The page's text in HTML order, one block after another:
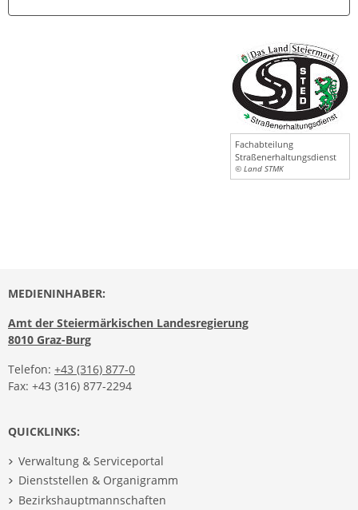
Fachabteilung
Straßenerhaltungsdienst
© Land STMK
MEDIENINHABER:
Amt der Steiermärkischen Landesregierung
8010 Graz-Burg
Telefon: +43 (316) 877-0
Fax: +43 (316) 877-2294
QUICKLINKS:
Verwaltung & Serviceportal
Dienststellen & Organigramm
Bezirkshauptmannschaften